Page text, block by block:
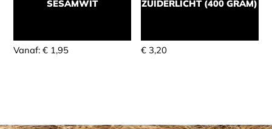
SESAMWIT
Vanaf:€ 1,95
ZUIDERLICHT (400 GRAM)
€ 3,20